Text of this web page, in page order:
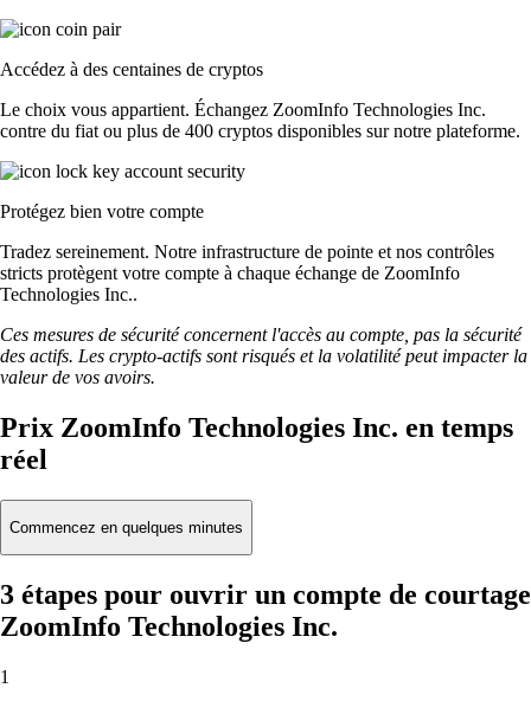
Accédez à des centaines de cryptos
Le choix vous appartient. Échangez ZoomInfo Technologies Inc.
contre du fiat ou plus de 400 cryptos disponibles sur notre plateforme.
Protégez bien votre compte
Tradez sereinement. Notre infrastructure de pointe et nos contrôles
stricts protègent votre compte à chaque échange de ZoomInfo
Technologies Inc..
Ces mesures de sécurité concernent l'accès au compte, pas la sécurité
des actifs. Les crypto-actifs sont risqués et la volatilité peut impacter la
valeur de vos avoirs.
Prix ZoomInfo Technologies Inc. en temps
réel
Commencez en quelques minutes
3 étapes pour ouvrir un compte de courtage
ZoomInfo Technologies Inc.
1